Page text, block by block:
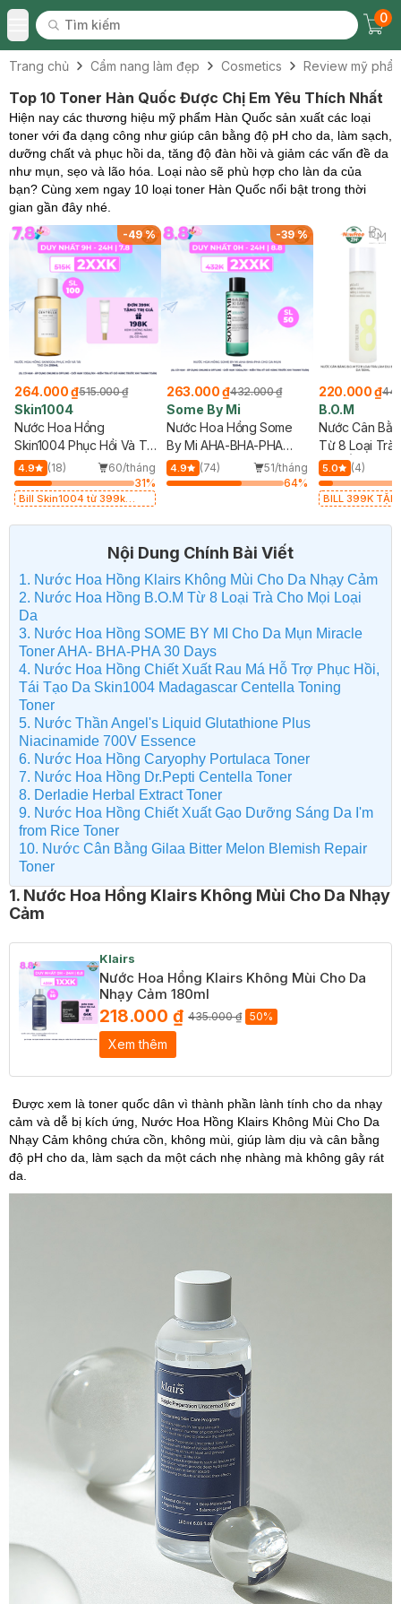
Toggle Menu
Tìm kiếm
Tìm kiếm
0
Trang chủ Cẩm nang làm đẹp Cosmetics Review mỹ
Top 10 Toner Hàn Quốc Được Chị Em Yêu Thích Nhất
Hiện nay các thương hiệu mỹ phẩm Hàn Quốc sản xuất các loại
toner với đa dạng công như giúp cân bằng độ pH cho da, làm sạch,
dưỡng chất và phục hồi da, tăng độ đàn hồi và giảm các vấn đề da
như mụn, sẹo và lão hóa. Loại nào sẽ phù hợp cho làn da của
bạn? Cùng xem ngay 10 loại toner Hàn Quốc nổi bật trong thời
gian gần đây nhé.
-49%
264.000 ₫515.000 ₫
Skin1004
Nước Hoa Hồng
Skin1004 Phục Hồi Và Tái
Tạo Da 210ml
4.9 (18)
60/tháng
31%
Bill Skin1004 từ 399k
Cho Da Nhạy Cảm SPF 50+
-39%
263.000 ₫432.000 ₫
Some By Mi
Nước Hoa Hồng Some
By Mi AHA-BHA-PHA
Cho Da Mụn 150ml
4.9 (74)
51/tháng
64%
220.000 ₫
B.O.M
Nước Cân
Từ 8 Loại Trà
Cấp Ẩm Da
5.0 (4)
BILL 399K
trị giá 378K (SL
Nội Dung Chính Bài Viết
1. Nước Hoa Hồng Klairs Không Mùi Cho Da Nhạy Cảm
2. Nước Hoa Hồng B.O.M Từ 8 Loại Trà Cho Mọi Loại
Da
3. Nước Hoa Hồng SOME BY MI Cho Da Mụn Miracle
Toner AHA- BHA-PHA 30 Days
4. Nước Hoa Hồng Chiết Xuất Rau Má Hỗ Trợ Phục Hồi,
Tái Tạo Da Skin1004 Madagascar Centella Toning
Toner
5. Nước Thần Angel's Liquid Glutathione Plus
Niacinamide 700V Essence
6. Nước Hoa Hồng Caryophy Portulaca Toner
7. Nước Hoa Hồng Dr.Pepti Centella Toner
8. Derladie Herbal Extract Toner
9. Nước Hoa Hồng Chiết Xuất Gạo Dưỡng Sáng Da I'm
from Rice Toner
10. Nước Cân Bằng Gilaa Bitter Melon Blemish Repair
Toner
1. Nước Hoa Hồng Klairs Không Mùi Cho Da Nhạy
Cảm
Klairs
Nước Hoa Hồng Klairs Không Mùi Cho Da
Nhạy Cảm 180ml
218.000 ₫ 435.000 ₫ 50%
Xem thêm
Được xem là toner quốc dân vì thành phần lành tính cho da nhạy
cảm và dễ bị kích ứng, Nước Hoa Hồng Klairs Không Mùi Cho Da
Nhạy Cảm không chứa cồn, không mùi, giúp làm dịu và cân bằng
độ pH cho da, làm sạch da một cách nhẹ nhàng mà không gây rát
da.